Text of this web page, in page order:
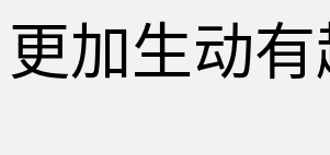
更加生动有